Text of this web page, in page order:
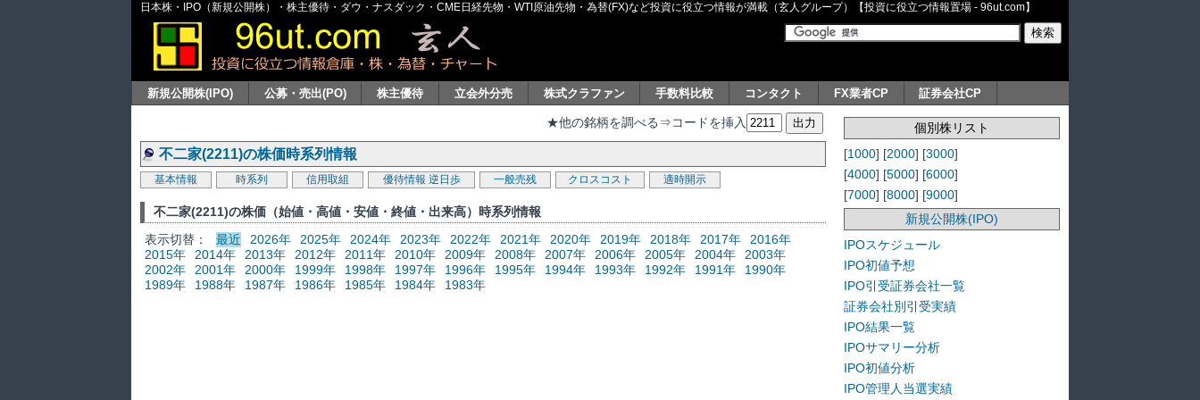
日本株・IPO（新規公開株）・株主優待・ダウ・ナスダック・CME日経先物・WTI原油先物・為替(FX)など投資に役立つ情報が満載（玄人グループ）【投資に役立つ情報置場 - 96ut.com】
新規公開株(IPO) 公募・売出(PO) 株主優待 立会外分売 株式クラファン 手数料比較 コンタクト FX業者CP 証券会社CP
★他の銘柄を調べる⇒コードを挿入
不二家(2211)の株価時系列情報
基本情報 時系列 信用取組 優待情報 逆日歩 一般売残 クロスコスト 適時開示
不二家(2211)の株価（始値・高値・安値・終値・出来高）時系列情報
表示切替：
最近 2026年 2025年 2024年 2023年 2022年 2021年 2020年 2019年 2018年 2017年
2016年
2015年
2014年 2013年 2012年 2011年 2010年 2009年 2008年 2007年 2006年 2005年 2004年
2003年
2002年
2001年 2000年 1999年 1998年 1997年 1996年 1995年 1994年 1993年 1992年 1991年
1990年
1989年
1988年 1987年 1986年 1985年 1984年 1983年
個別株リスト
[1000] [2000] [3000]
[4000] [5000] [6000]
[7000] [8000] [9000]
新規公開株(IPO)
IPOスケジュール
IPO初値予想
IPO引受証券会社一覧
証券会社別引受実績
IPO結果一覧
IPOサマリー分析
IPO初値分析
IPO管理人当選実績